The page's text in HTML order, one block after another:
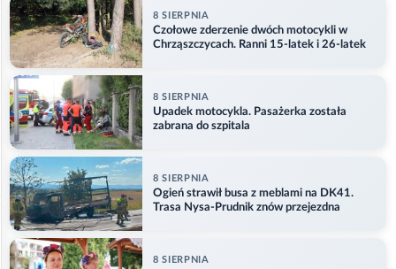
8 SIERPNIA
Czołowe zderzenie dwóch motocykli w
Chrząszczycach. Ranni 15-latek i 26-latek
8 SIERPNIA
Upadek motocykla. Pasażerka została
zabrana do szpitala
8 SIERPNIA
Ogień strawił busa z meblami na DK41.
Trasa Nysa-Prudnik znów przejezdna
8 SIERPNIA